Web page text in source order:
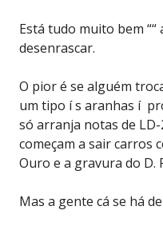
Está tudo muito bem
desenrascar.
O pior é se alguém
um tipo í s aranhas í
só arranja notas de
começam a sair carros
Ouro e a gravura do D.
Mas a gente cá se há